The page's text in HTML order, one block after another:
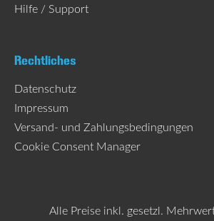
Hilfe / Support
Rechtliches
Datenschutz
Impressum
Versand- und Zahlungsbedingungen
Cookie Consent Manager
Alle Preise inkl. gesetzl.